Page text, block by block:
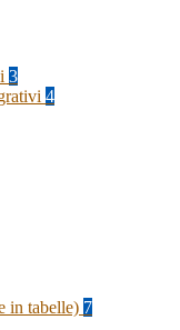
3
4
in tabelle) 7